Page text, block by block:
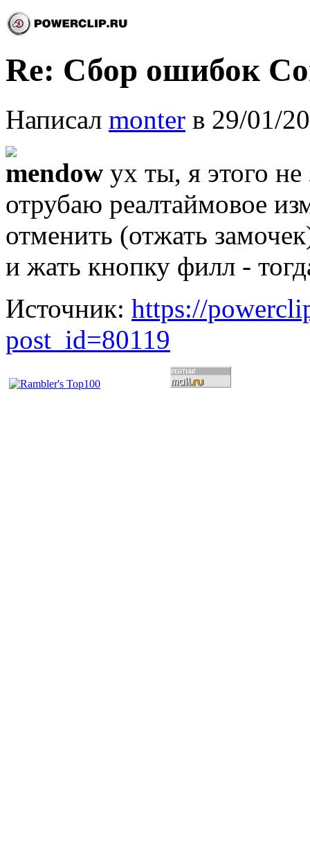
Re: Сбор ошибок
Написал monter в 29/01/
mendow ух ты, я этого
отрубаю реалтаймовое
отменить (отжать
и жать кнопку филл -
Источник: https://
post_id=80119